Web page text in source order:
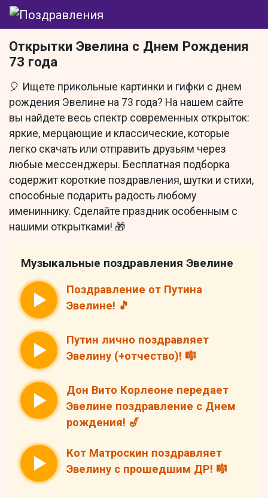
Открытки Эвелина с Днем Рождения
73 года
🎈 Ищете прикольные картинки и гифки с днем
рождения Эвелине на 73 года? На нашем сайте
вы найдете весь спектр современных открыток:
яркие, мерцающие и классические, которые
легко скачать или отправить друзьям через
любые мессенджеры. Бесплатная подборка
содержит короткие поздравления, шутки и стихи,
способные подарить радость любому
имениннику. Сделайте праздник особенным с
нашими открытками! 🎁
Музыкальные поздравления Эвелине
Поздравление от Путина
Эвелине! 🎵
Путин лично поздравляет
Эвелину (+отчество)! 🎼
Дон Вито Корлеоне передает
Эвелине поздравление с Днем
рождения! 🎷
Кот Матроскин поздравляет
Эвелину с прошедшим ДР! 🎼